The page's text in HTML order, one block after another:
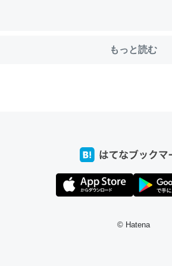
か使わないので回線代ほとんどかからないで
が結構効いてるので、気になる場合はにんに
いてみた - メシ通 | ホットペッパーグルメ
もっと読む
© Hatena